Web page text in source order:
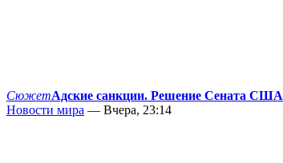
СюжетАдские санкции. Решение Сената США
Новости мира — Вчера, 23:14